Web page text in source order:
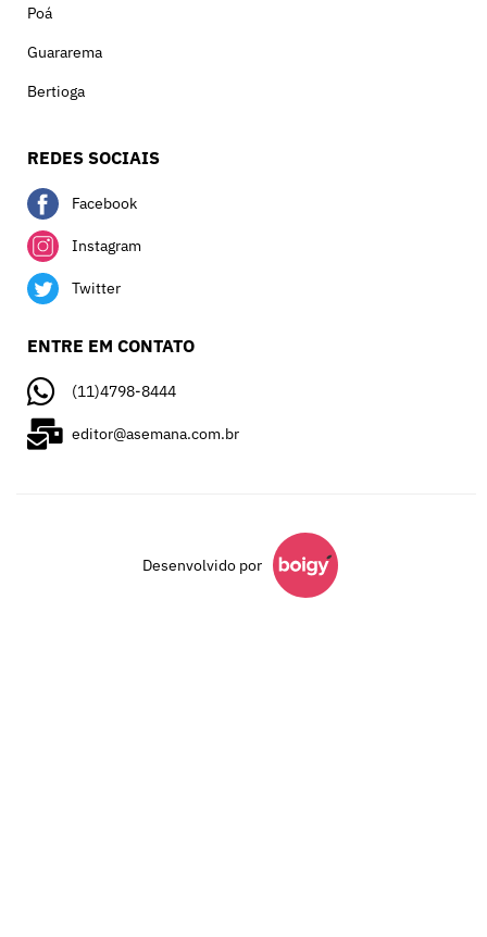
Poá
Guararema
Bertioga
REDES SOCIAIS
Facebook
Instagram
Twitter
ENTRE EM CONTATO
(11)4798-8444
editor@asemana.com.br
Desenvolvido por